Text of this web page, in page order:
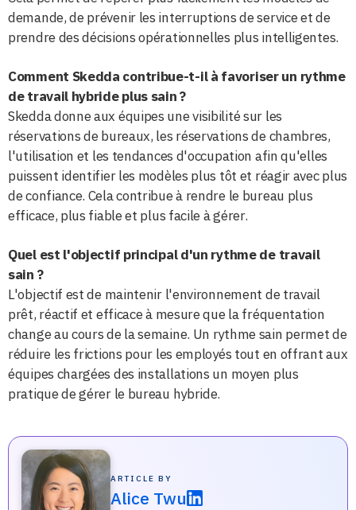
demande, de prévenir les interruptions de service et de
prendre des décisions opérationnelles plus intelligentes.
Comment Skedda contribue-t-il à favoriser un rythme
de travail hybride plus sain ?
Skedda donne aux équipes une visibilité sur les
réservations de bureaux, les réservations de chambres,
l'utilisation et les tendances d'occupation afin qu'elles
puissent identifier les modèles plus tôt et réagir avec plus
de confiance. Cela contribue à rendre le bureau plus
efficace, plus fiable et plus facile à gérer.
Quel est l'objectif principal d'un rythme de travail
sain ?
L'objectif est de maintenir l'environnement de travail
prêt, réactif et efficace à mesure que la fréquentation
change au cours de la semaine. Un rythme sain permet de
réduire les frictions pour les employés tout en offrant aux
équipes chargées des installations un moyen plus
pratique de gérer le bureau hybride.
ARTICLE BY
Alice Twu